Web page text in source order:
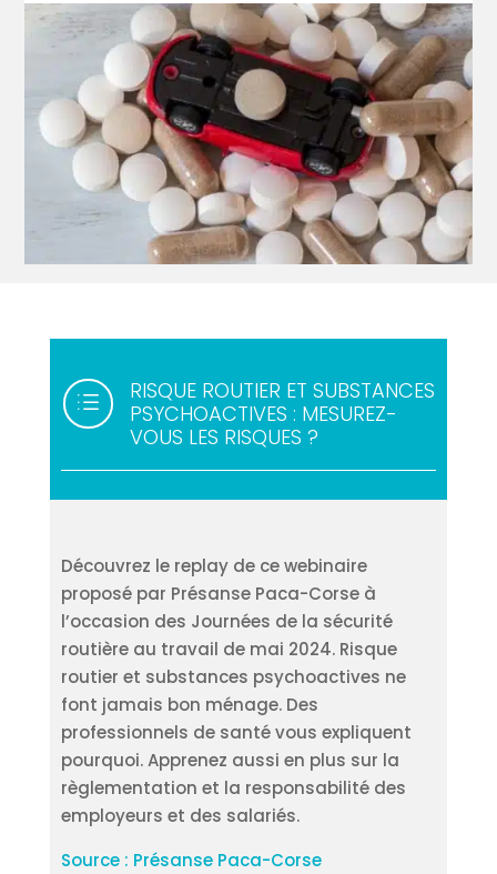
d
RISQUE ROUTIER ET SUBSTANCES
PSYCHOACTIVES : MESUREZ-
VOUS LES RISQUES ?
Découvrez le replay de ce webinaire
proposé par Présanse Paca-Corse à
l’occasion des Journées de la sécurité
routière au travail de mai 2024. Risque
routier et substances psychoactives ne
font jamais bon ménage. Des
professionnels de santé vous expliquent
pourquoi. Apprenez aussi en plus sur la
règlementation et la responsabilité des
employeurs et des salariés.
Source : Présanse Paca-Corse